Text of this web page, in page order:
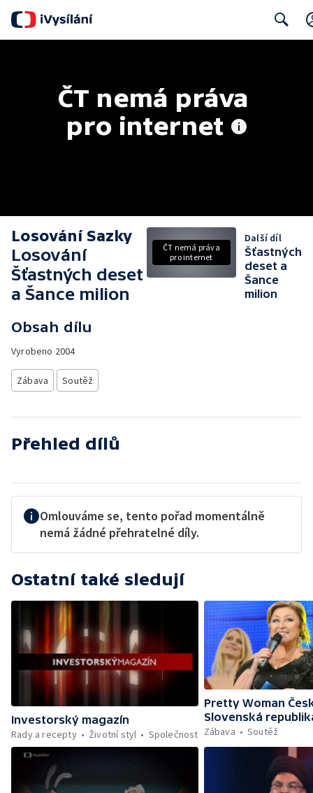
ČT nemá práva
pro internet
Losování Sazky
Losování
Šťastných deset
a Šance milion
Obsah dílu
Vyrobeno 2004
Zábava Soutěž
ČT nemá práva
pro internet
Další díl
Šťastných
deset a
Šance
milion
Přehled dílů
Omlouváme se, tento pořad momentálně
nemá žádné přehratelné díly.
Ostatní také sledují
Investorský magazín
Rady a recepty
Životní styl Společnost
Pretty Woman
Slovenská
Zábava
Soutěž